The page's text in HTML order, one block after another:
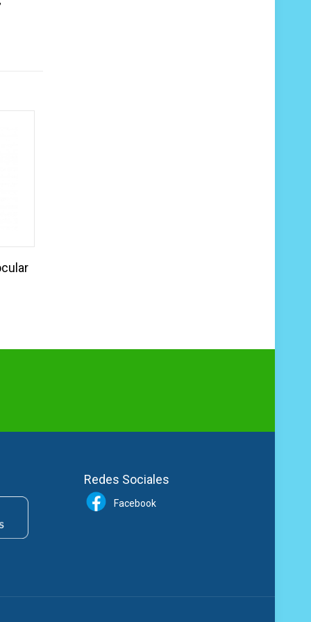
Redes Sociales
Facebook